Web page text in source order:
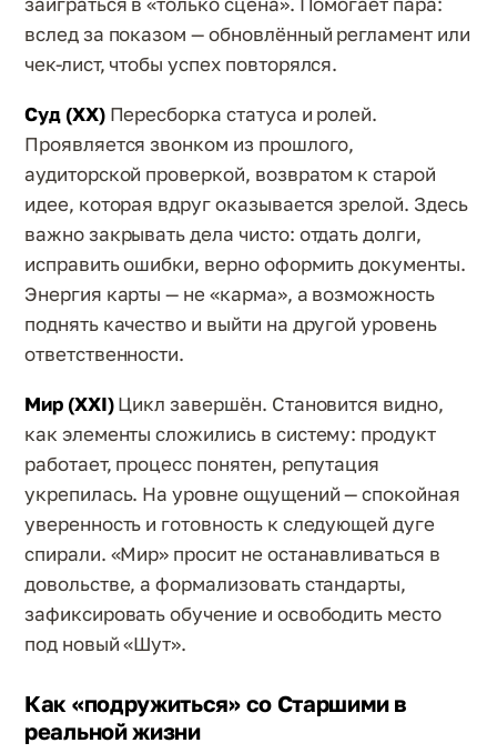
вслед за показом — обновлённый регламент или
чек-лист, чтобы успех повторялся.
Суд (XX)Пересборка статуса и ролей.
Проявляется звонком из прошлого,
аудиторской проверкой, возвратом к старой
идее, которая вдруг оказывается зрелой. Здесь
важно закрывать дела чисто: отдать долги,
исправить ошибки, верно оформить документы.
Энергия карты — не «карма», а возможность
поднять качество и выйти на другой уровень
ответственности.
Мир (XXI)Цикл завершён. Становится видно,
как элементы сложились в систему: продукт
работает, процесс понятен, репутация
укрепилась. На уровне ощущений — спокойная
уверенность и готовность к следующей дуге
спирали. «Мир» просит не останавливаться в
довольстве, а формализовать стандарты,
зафиксировать обучение и освободить место
под новый «Шут».
Как «подружиться» со Старшими в
реальной жизни